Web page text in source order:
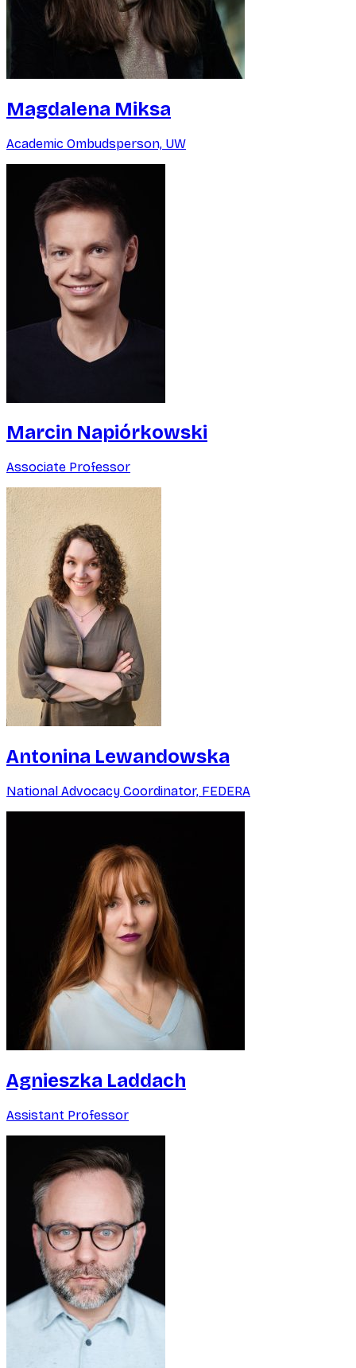
Magdalena Miksa
Academic Ombudsperson, UW
Marcin Napiórkowski
Associate Professor
Antonina Lewandowska
National Advocacy Coordinator, FEDERA
Agnieszka Laddach
Assistant Professor